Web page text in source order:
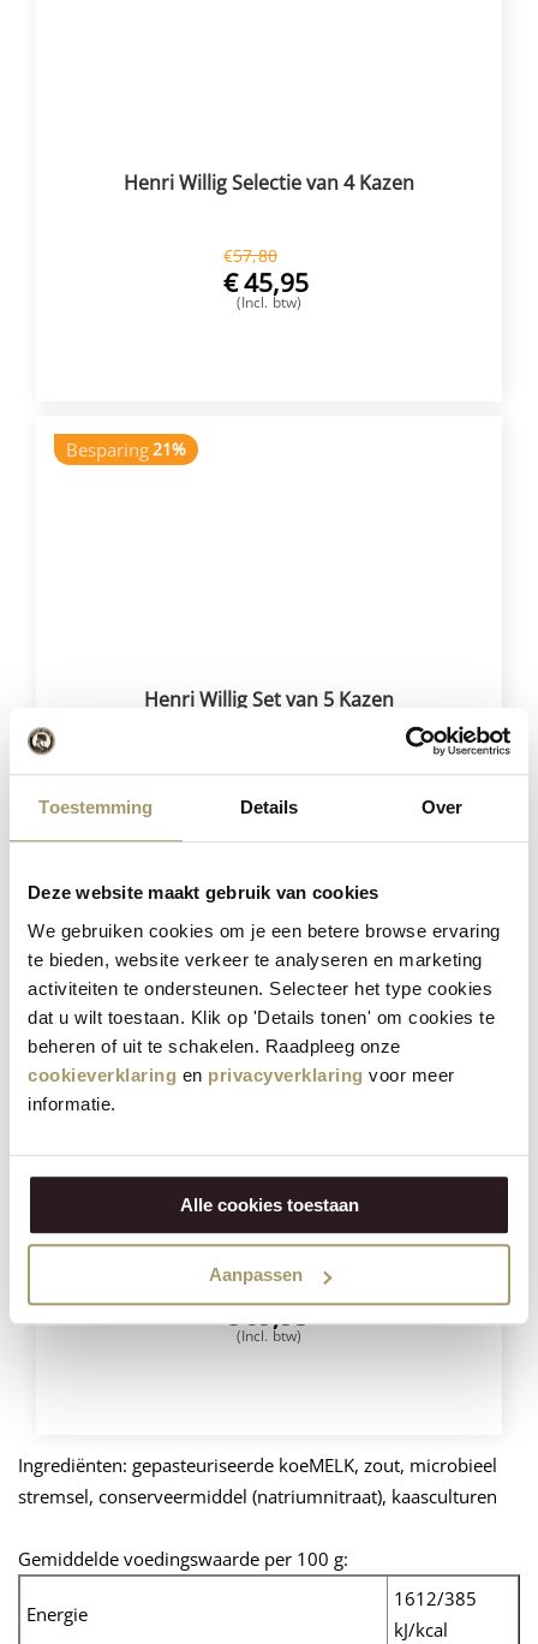
Toestemming Details Over
Deze website maakt gebruik van cookies
We gebruiken cookies om je een betere browse ervaring
te bieden, website verkeer te analyseren en marketing
activiteiten te ondersteunen. Selecteer het type cookies
dat u wilt toestaan. Klik op 'Details tonen' om cookies te
beheren of uit te schakelen. Raadpleeg onze
cookieverklaring en privacyverklaring voor meer
informatie.
Alle cookies toestaan
Aanpassen
Henri Willig Selectie van 4 Kazen
€57,80
€45,95
(Incl. btw)
Besparing21%
Henri Willig Set van 5 Kazen
€75,75
59,95
(Incl. btw)
Besparing23%
Henri Willig Selectie van 6 Kazen
90,70
€69,95
(Incl. btw)
Ingrediënten: gepasteuriseerde koeMELK, zout, microbieel
stremsel, conserveermiddel (natriumnitraat), kaasculturen
Gemiddelde voedingswaarde per 100 g:
Energie
1612/385
kJ/kcal